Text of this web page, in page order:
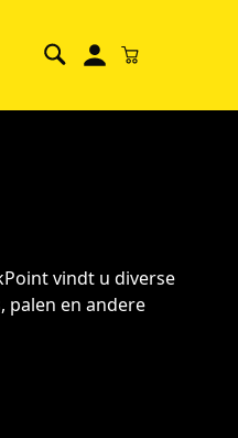
vindt u diverse
palen en andere